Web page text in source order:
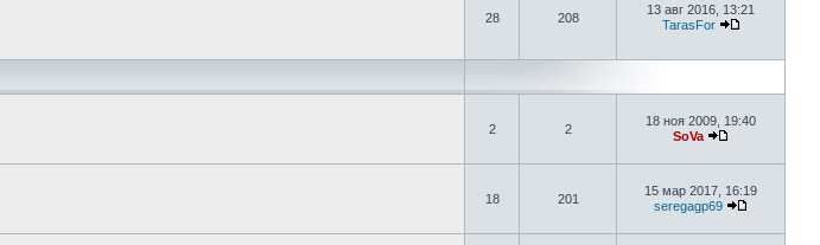
28 208
13 авг 2016, 13:21
TarasFor
2 2
18 ноя 2009, 19:40
SoVa
18 201
15 мар 2017, 16:19
seregagp69